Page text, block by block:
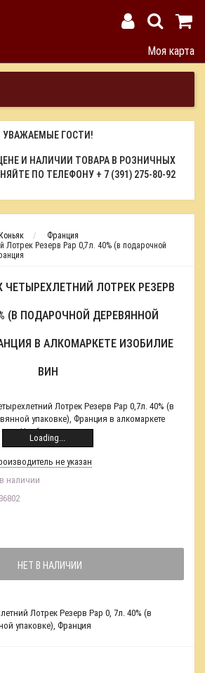
Моя карта
УВАЖАЕМЫЕ ГОСТИ!
И НАЛИЧИИ ТОВАРА В РОЗНИЧНЫХ
ПО ТЕЛЕФОНУ + 7 (391) 275-80-92
Коньяк
Франция
Лотрек Резерв Рар 0,7л. 40% (в подарочной
ЧЕТЫРЕХЛЕТНИЙ ЛОТРЕК РЕЗЕРВ
(В ПОДАРОЧНОЙ ДЕРЕВЯННОЙ
В АЛКОМАРКЕТЕ ИЗОБИЛИЕ
ВИН
Loading...
не указан
наличии
НЕТ В НАЛИЧИИ
Лотрек Резерв Рар 0, 7л. 40% (в
упаковке), Франция